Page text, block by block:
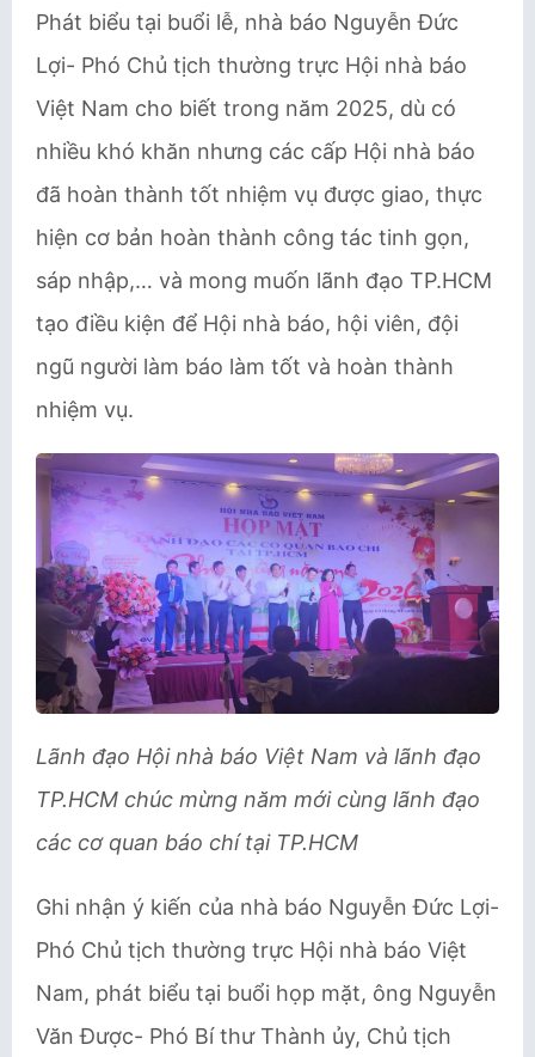
Phát biểu tại buổi lễ, nhà báo Nguyễn Đức
Lợi- Phó Chủ tịch thường trực Hội nhà báo
Việt Nam cho biết trong năm 2025, dù có
nhiều khó khăn nhưng các cấp Hội nhà báo
đã hoàn thành tốt nhiệm vụ được giao, thực
hiện cơ bản hoàn thành công tác tinh gọn,
sáp nhập,… và mong muốn lãnh đạo TP.HCM
tạo điều kiện để Hội nhà báo, hội viên, đội
ngũ người làm báo làm tốt và hoàn thành
nhiệm vụ.
Lãnh đạo Hội nhà báo Việt Nam và lãnh đạo
TP.HCM chúc mừng năm mới cùng lãnh đạo
các cơ quan báo chí tại TP.HCM
Ghi nhận ý kiến của nhà báo Nguyễn Đức Lợi-
Phó Chủ tịch thường trực Hội nhà báo Việt
Nam, phát biểu tại buổi họp mặt, ông Nguyễn
Văn Được- Phó Bí thư Thành ủy, Chủ tịch